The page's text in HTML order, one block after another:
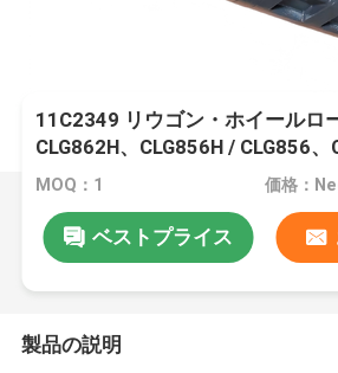
11C2349 リウゴン・ホイールロ
CLG862H、CLG856H / CLG856、
CLG855H、CLG870H、CLG50CN
MOQ：1 価格：
ベストプライス
製品の説明